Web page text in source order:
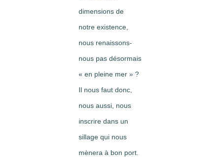
dimensions de
notre existence,
nous renaissons-
nous pas désormais
« en pleine mer » ?
Il nous faut donc,
nous aussi, nous
inscrire dans un
sillage qui nous
mènera à bon port.